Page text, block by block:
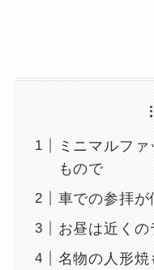
ミニマルフ
もので
車での参拝が
お昼は近く
名物の人形焼